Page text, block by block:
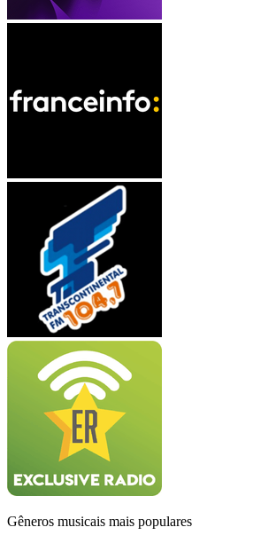
Gêneros musicais mais populares